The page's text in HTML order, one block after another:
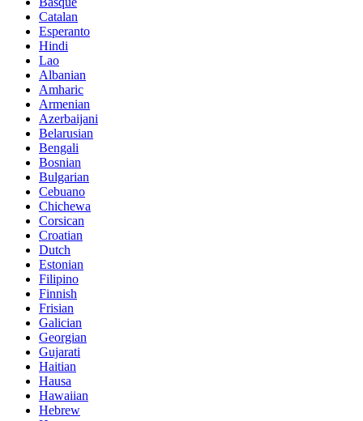
Catalan
Esperanto
Hindi
Lao
Albanian
Amharic
Armenian
Azerbaijani
Belarusian
Bengali
Bosnian
Bulgarian
Cebuano
Chichewa
Corsican
Croatian
Dutch
Estonian
Filipino
Finnish
Frisian
Galician
Georgian
Gujarati
Haitian
Hausa
Hawaiian
Hebrew